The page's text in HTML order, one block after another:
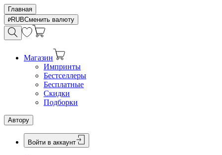
Главная
RUBСменить валюту
Магазин
Импринты
Бестселлеры
Бесплатные
Скидки
Подборки
Автору
Войти в аккаунт